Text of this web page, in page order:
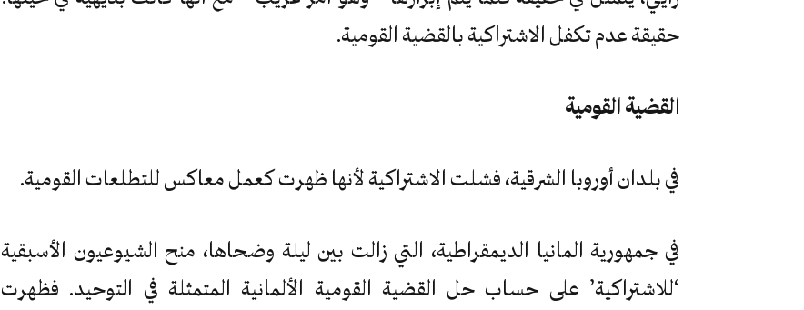
حقيقة عدم تكفل الاشتراكية بالقضية القومية.
القضية القومية
في بلدان أوروبا الشرقية، فشلت الاشتراكية لأنها ظهرت كعمل معاكس للتطلعات القومية.
في جمهورية المانيا الديمقراطية، التي زالت بين ليلة وضحاها، منح الشيوعيون الأسبقية
‘للاشتراكية’ على حساب حل القضية القومية الألمانية المتمثلة في التوحيد. فظهرت